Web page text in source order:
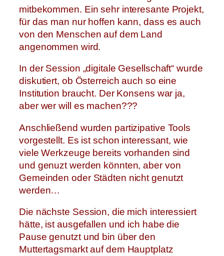
mitbekommen. Ein sehr interesante Projekt,
für das man nur hoffen kann, dass es auch
von den Menschen auf dem Land
angenommen wird.
In der Session „digitale Gesellschaft“ wurde
diskutiert, ob Österreich auch so eine
Institution braucht. Der Konsens war ja,
aber wer will es machen???
Anschließend wurden partizipative Tools
vorgestellt. Es ist schon interessant, wie
viele Werkzeuge bereits vorhanden sind
und genuzt werden könnten, aber von
Gemeinden oder Städten nicht genutzt
werden…
Die nächste Session, die mich interessiert
hätte, ist ausgefallen und ich habe die
Pause genutzt und bin über den
Muttertagsmarkt auf dem Hauptplatz